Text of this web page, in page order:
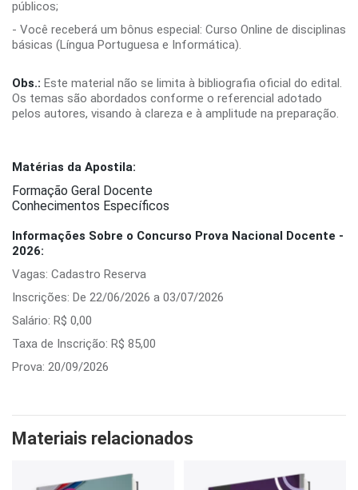
públicos;
- Você receberá um bônus especial: Curso Online de disciplinas
básicas (Língua Portuguesa e Informática).
Obs.: Este material não se limita à bibliografia oficial do edital.
Os temas são abordados conforme o referencial adotado
pelos autores, visando à clareza e à amplitude na preparação.
Matérias da Apostila:
Formação Geral Docente
Conhecimentos Específicos
Informações Sobre o Concurso Prova Nacional Docente -
2026:
Vagas: Cadastro Reserva
Inscrições: De 22/06/2026 a 03/07/2026
Salário: R$ 0,00
Taxa de Inscrição: R$ 85,00
Prova: 20/09/2026
Materiais relacionados